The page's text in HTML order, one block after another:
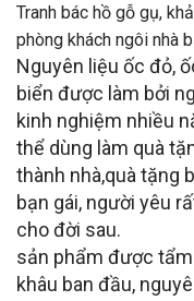
Tranh bác hồ gỗ gụ,
phòng khách ngôi nhà
Nguyên liệu ốc đỏ,
biển được làm bởi
kinh nghiệm nhiều
thể dùng làm quà
thành nhà,quà tặng
bạn gái, người yêu
cho đời sau.
sản phẩm được
khâu ban đầu,